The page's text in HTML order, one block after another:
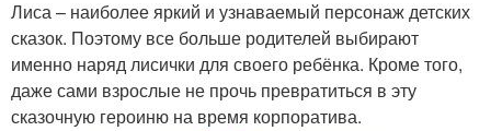
Лиса – наиболее яркий и узнаваемый персонаж детских
сказок. Поэтому все больше родителей выбирают
именно наряд лисички для своего ребёнка. Кроме того,
даже сами взрослые не прочь превратиться в эту
сказочную героиню на время корпоратива.